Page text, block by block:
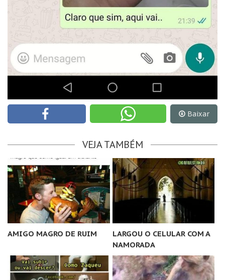
Baixar
VEJA TAMBÉM
AMIGO MAGRO DE RUIM
LARGOU O CELULAR COM A
NAMORADA